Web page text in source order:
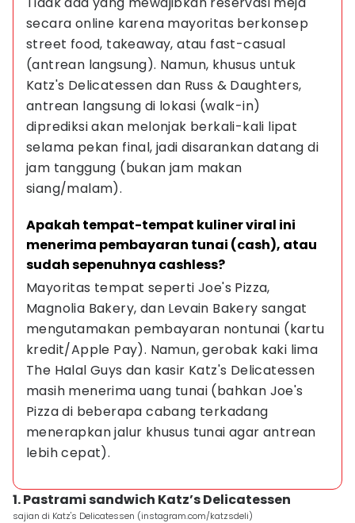
secara online karena mayoritas berkonsep
street food, takeaway, atau fast-casual
(antrean langsung). Namun, khusus untuk
Katz's Delicatessen dan Russ & Daughters,
antrean langsung di lokasi (walk-in)
diprediksi akan melonjak berkali-kali lipat
selama pekan final, jadi disarankan datang di
jam tanggung (bukan jam makan
siang/malam).
Apakah tempat-tempat kuliner viral ini
menerima pembayaran tunai (cash), atau
sudah sepenuhnya cashless?
Mayoritas tempat seperti Joe's Pizza,
Magnolia Bakery, dan Levain Bakery sangat
mengutamakan pembayaran nontunai (kartu
kredit/Apple Pay). Namun, gerobak kaki lima
The Halal Guys dan kasir Katz's Delicatessen
masih menerima uang tunai (bahkan Joe's
Pizza di beberapa cabang terkadang
menerapkan jalur khusus tunai agar antrean
lebih cepat).
1. Pastrami sandwich Katz’s Delicatessen
sajian di Katz's Delicatessen (instagram.com/katzsdeli)